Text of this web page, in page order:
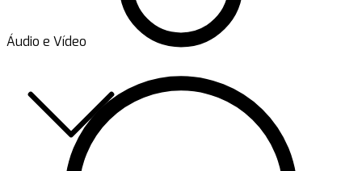
Áudio e Vídeo